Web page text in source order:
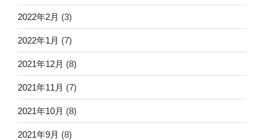
2022年2月 (3)
2022年1月 (7)
2021年12月 (8)
2021年11月 (7)
2021年10月 (8)
2021年9月 (8)